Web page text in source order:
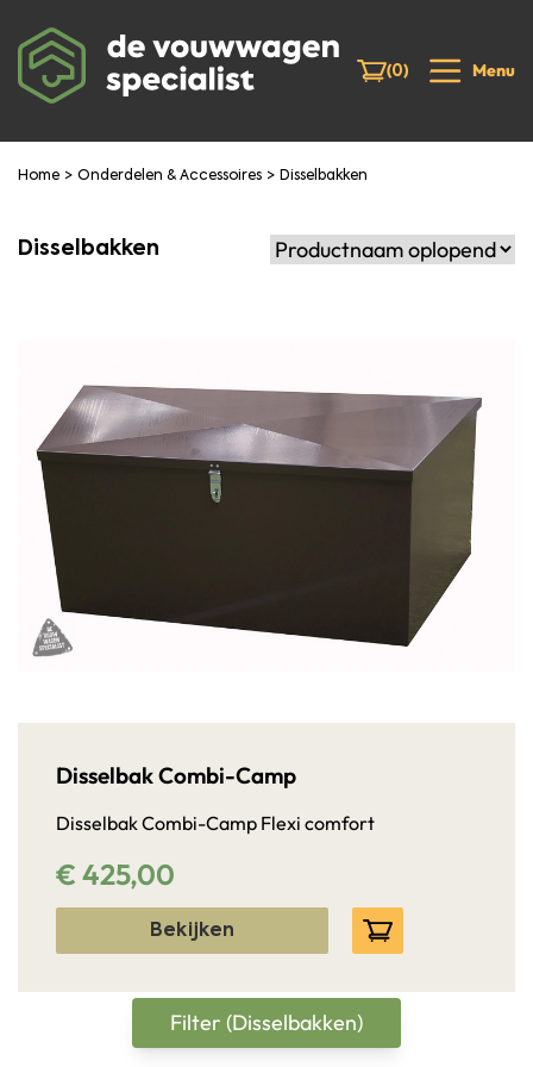
(0) Menu
Verder winkelen
Direct naar
winkelmand
Home > Onderdelen & Accessoires > Disselbakken
Filter (Disselbakken)
Disselbakken
Disselbak Combi-Camp
Disselbak Combi-Camp Flexi comfort
€ 425,00
Bekijken